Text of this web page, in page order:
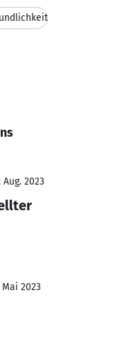
2023
2023